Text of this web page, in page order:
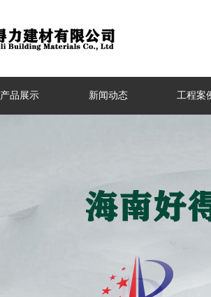
产品展示 新闻动态 工程案